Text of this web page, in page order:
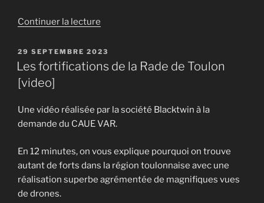
Continuer la lecture
photo
Toulon
Villa
PUBLIÉ
LE
29 SEPTEMBRE 2023
Les fortifications de la Rade de Toulon
[video]
Une vidéo réalisée par la société Blacktwin à la
demande du CAUE VAR.
En 12 minutes, on vous explique pourquoi on trouve
autant de forts dans la région toulonnaise avec une
réalisation superbe agrémentée de magnifiques vues
de drones.